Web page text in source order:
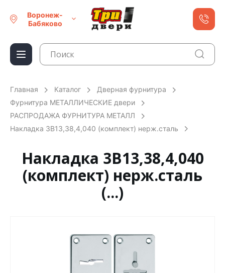
Воронеж-
Бабяково
Главная Каталог
Дверная фурнитура
Фурнитура МЕТАЛЛИЧЕСКИЕ двери
РАСПРОДАЖА ФУРНИТУРА МЕТАЛЛ
Накладка 3В13,38,4,040 (комплект) нерж.сталь
Накладка 3В13,38,4,040
(комплект) нерж.сталь
(...)